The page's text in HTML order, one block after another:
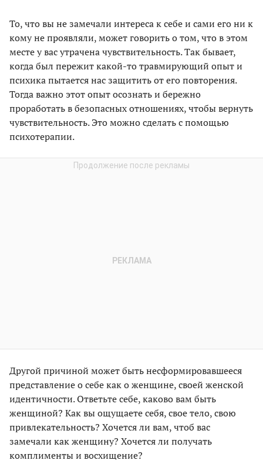
То, что вы не замечали интереса к себе и сами его ни к
кому не проявляли, может говорить о том, что в этом
месте у вас утрачена чувствительность. Так бывает,
когда был пережит какой-то травмирующий опыт и
психика пытается нас защитить от его повторения.
Тогда важно этот опыт осознать и бережно
проработать в безопасных отношениях, чтобы вернуть
чувствительность. Это можно сделать с помощью
психотерапии.
Другой причиной может быть несформировавшееся
представление о себе как о женщине, своей женской
идентичности. Ответьте себе, каково вам быть
женщиной? Как вы ощущаете себя, свое тело, свою
привлекательность? Хочется ли вам, чтоб вас
замечали как женщину? Хочется ли получать
комплименты и восхищение?